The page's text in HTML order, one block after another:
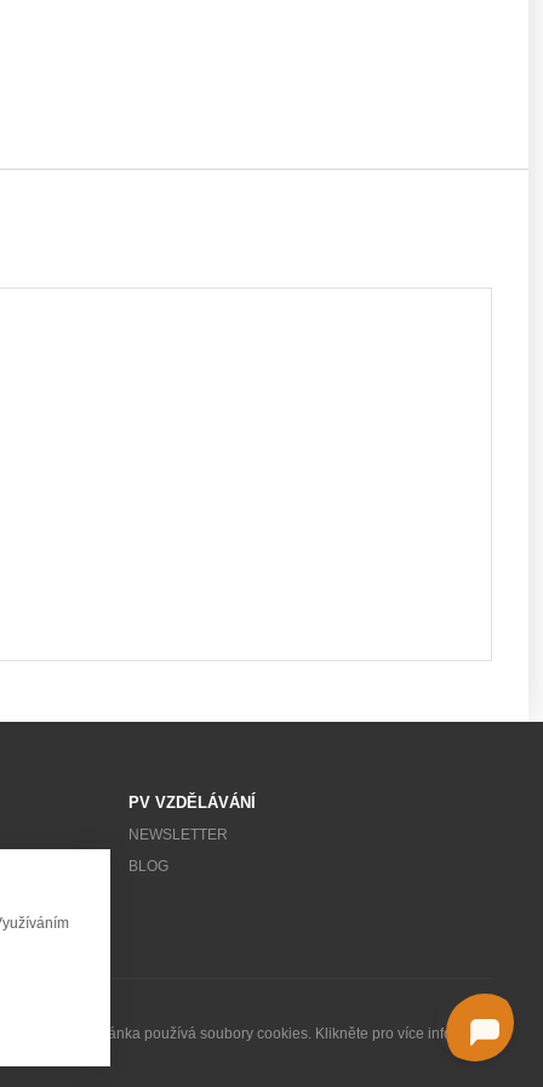
PV VZDĚLÁVÁNÍ
NEWSLETTER
BLOG
Tato stránka používá soubory cookies. Klikněte pro více informací.